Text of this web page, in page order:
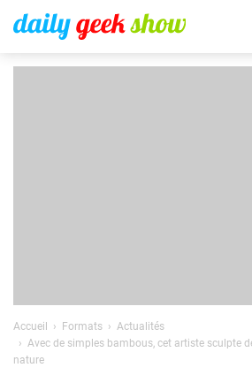
Accueil Formats
Actualités
Avec de simples bambous, cet artiste sculpte
nature